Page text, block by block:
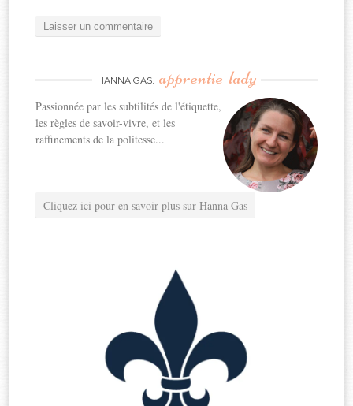
HANNA GAS, apprentie-lady
Passionnée par les subtilités de l'étiquette,
les règles de savoir-vivre, et les
raffinements de la politesse...
Cliquez ici pour en savoir plus sur Hanna Gas